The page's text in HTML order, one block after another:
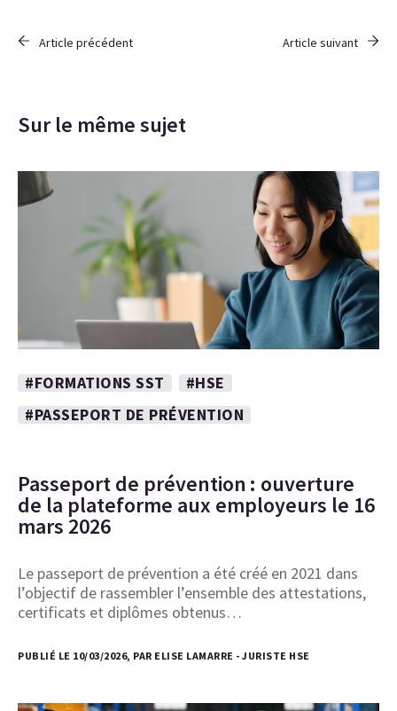
Article précédent Article suivant
Sur le même sujet
#FORMATIONS SST
#HSE
#PASSEPORT DE PRÉVENTION
Passeport de prévention : ouverture
de la plateforme aux employeurs le 16
mars 2026
Le passeport de prévention a été créé en 2021 dans
l’objectif de rassembler l’ensemble des attestations,
certificats et diplômes obtenus…
PUBLIÉ LE 10/03/2026, PAR ELISE LAMARRE - JURISTE HSE